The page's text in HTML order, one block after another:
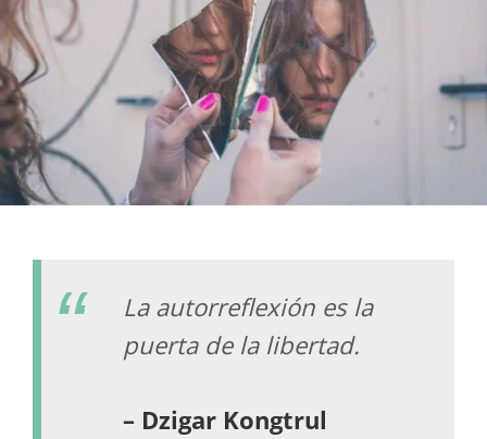
La autorreflexión es la
puerta de la libertad.
– Dzigar Kongtrul